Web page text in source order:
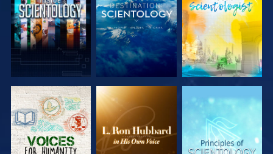
DÉCOUVRIR
LES SÉRIES
DÉCOUVRIR
LES SÉRIES
DÉCOUVRIR
LES SÉRIES